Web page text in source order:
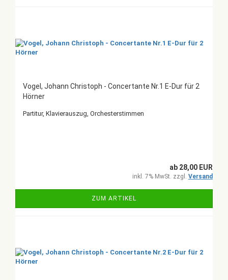
Vogel, Johann Christoph - Concertante Nr.1 E-Dur für 2
Hörner
Partitur, Klavierauszug, Orchesterstimmen
ab 28,00 EUR
inkl. 7% MwSt. zzgl. Versand
ZUM ARTIKEL